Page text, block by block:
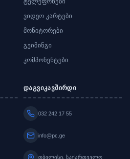
ვიდეო კარტები
მონიტორები
გეიმინგი
კომპონენტები
დაგვიკავშირდი
032 242 17 55
info@pc.ge
თბილისი, საქართველო